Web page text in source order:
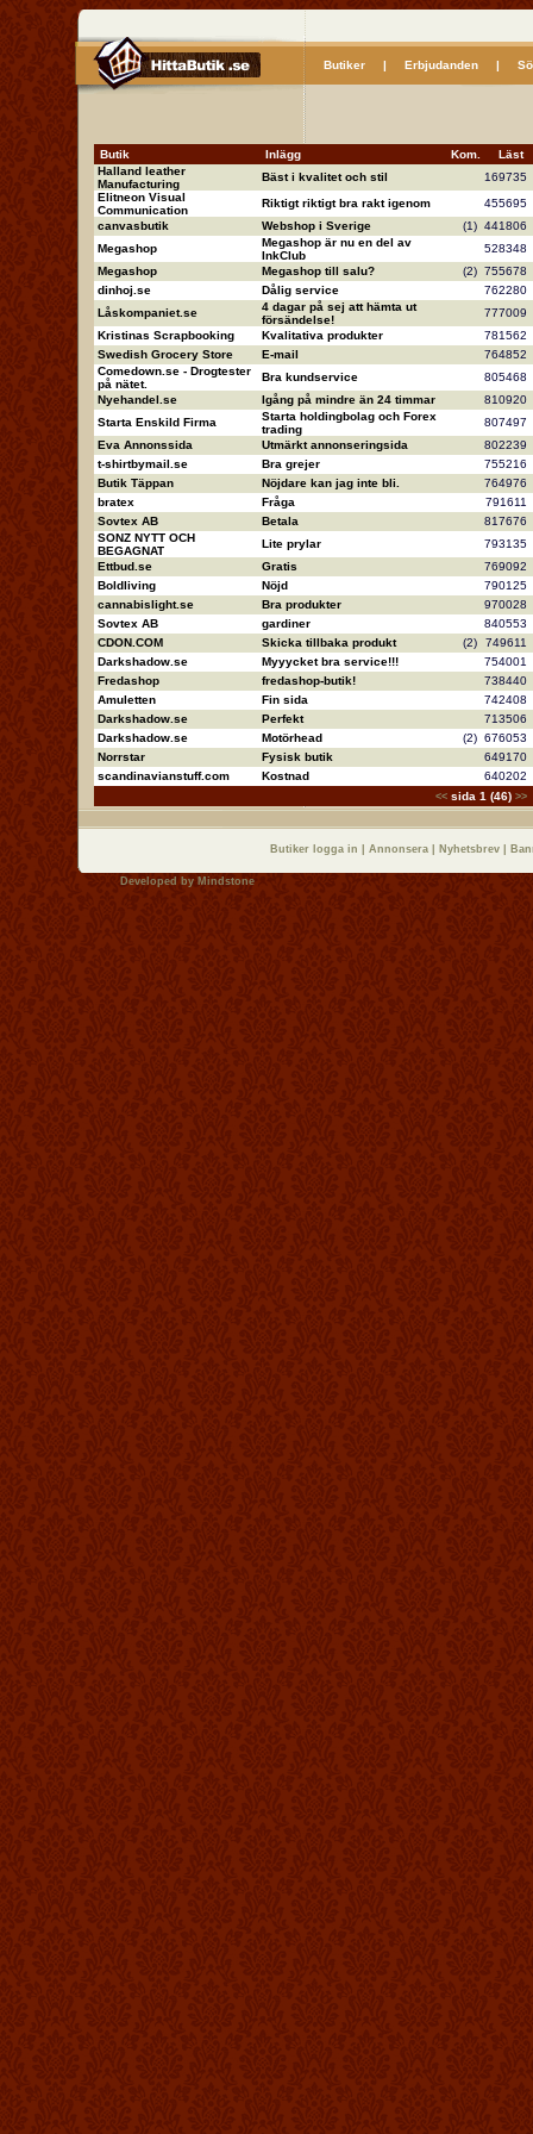
Butiker| Erbjudanden|
Butik Inlägg Kom.
Läst
Halland leather
Manufacturing
Bäst i kvalitet och stil
169735
Elitneon Visual
Communication
Riktigt riktigt bra rakt igenom
455695
canvasbutik
Webshop i Sverige (1) 441806
Megashop
Megashop är nu en del av
InkClub
528348
Megashop
Megashop till salu? (2) 755678
dinhoj.se
Dålig service
762280
Låskompaniet.se
4 dagar på sej att hämta ut
försändelse!
777009
Kristinas Scrapbooking
Kvalitativa produkter
781562
Swedish Grocery Store
E-mail
764852
Comedown.se - Drogtester
på nätet.
Bra kundservice
805468
Nyehandel.se
Igång på mindre än 24 timmar
810920
Starta Enskild Firma
Starta holdingbolag och Forex
trading
807497
Eva Annonssida
Utmärkt annonseringsida
802239
t-shirtbymail.se
Bra grejer
755216
Butik Täppan
Nöjdare kan jag inte bli.
764976
bratex
Fråga
791611
Sovtex AB
Betala
817676
SONZ NYTT OCH
BEGAGNAT
Lite prylar
793135
Ettbud.se
Gratis
769092
Boldliving
Nöjd
790125
cannabislight.se
Bra produkter
970028
Sovtex AB
gardiner
840553
CDON.COM
Skicka tillbaka produkt (2)
749611
Darkshadow.se
Myyycket bra service!!!
754001
Fredashop
fredashop-butik!
738440
Amuletten
Fin sida
742408
Darkshadow.se
Perfekt
713506
Darkshadow.se
Motörhead (2) 676053
Norrstar
Fysisk butik
649170
scandinavianstuff.com
Kostnad 640202
<< sida 1 (46) >>
Butiker logga in Annonsera Nyhetsbrev
Developed by Mindstone